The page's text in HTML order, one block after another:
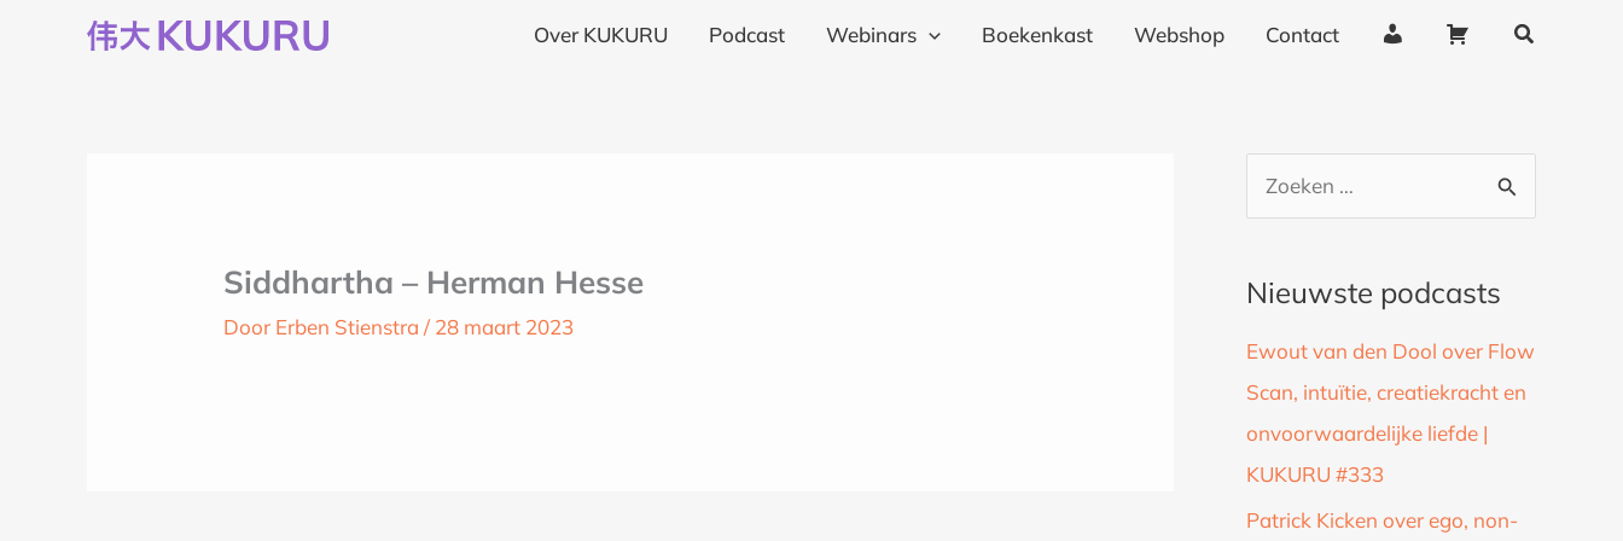
Over KUKURU Podcast Webinars Boekenkast Webshop Contact
e
g
v
e
W
g
Zoeken
Siddhartha – Herman Hesse
Door Erben Stienstra/ 28 maart 2023
n
a
a
r
:
Nieuwste podcasts
Ewout van den Dool over Flow
Scan, intuïtie, creatiekracht en
onvoorwaardelijke liefde |
KUKURU #333
Patrick Kicken over ego, non-